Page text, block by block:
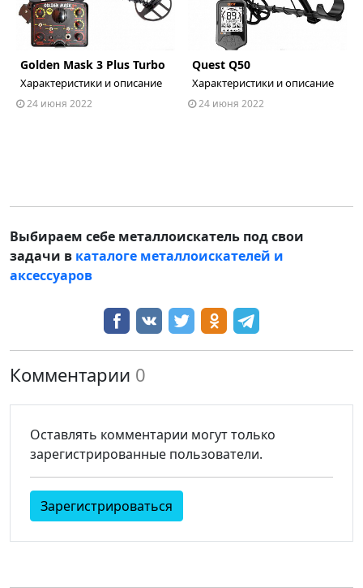
Golden Mask 3 Plus Turbo
Характеристики и описание
24 июня 2022
Quest Q50
Характеристики и описание
24 июня 2022
Выбираем себе металлоискатель под свои
задачи в каталоге металлоискателей и
аксессуаров
Комментарии 0
Оставлять комментарии могут только
зарегистрированные пользователи.
Зарегистрироваться